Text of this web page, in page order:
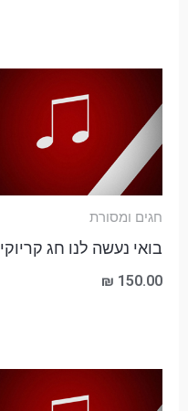
חגים ומסורת
בואי נעשה לנו חג קריוקי
₪ 150.00